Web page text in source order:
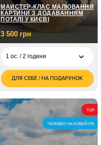
МАЙСТЕР-КЛАС МАЛЮВАННЯ
КАРТИНИ З ДОДАВАННЯМ
ПОТАЛІ У КИЄВІ
3 500 грн
1 ос. / 2 години
3 500
грн
ДЛЯ СЕБЕ / НА ПОДАРУНОК
TOP
ЧОЛОВІКУ НА НОВИЙ РІК